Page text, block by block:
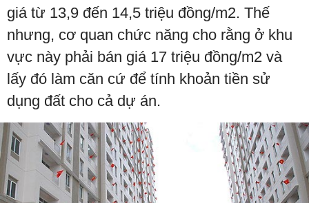
giá từ 13,9 đến 14,5 triệu đồng/m2. Thế
nhưng, cơ quan chức năng cho rằng ở khu
vực này phải bán giá 17 triệu đồng/m2 và
lấy đó làm căn cứ để tính khoản tiền sử
dụng đất cho cả dự án.